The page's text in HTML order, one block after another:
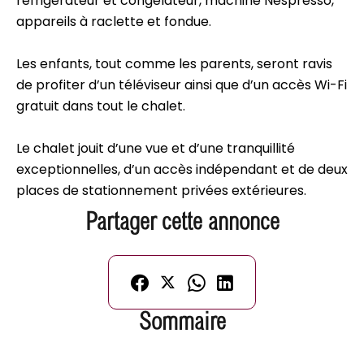
appareils à raclette et fondue.
Les enfants, tout comme les parents, seront ravis
de profiter d’un téléviseur ainsi que d’un accès Wi-Fi
gratuit dans tout le chalet.
Le chalet jouit d’une vue et d’une tranquillité
exceptionnelles, d’un accès indépendant et de deux
places de stationnement privées extérieures.
Partager cette annonce
Sommaire